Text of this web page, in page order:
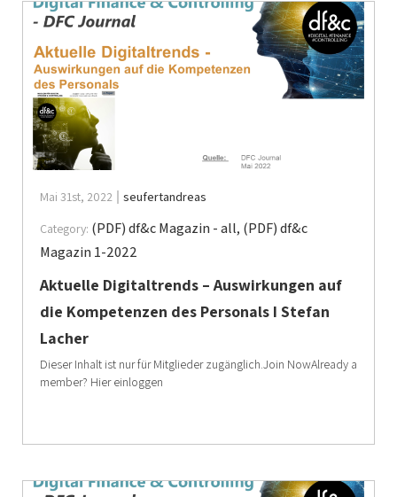
Mai 31st, 2022
seufertandreas
Category: (PDF) df&c Magazin - all, (PDF) df&c
Magazin 1-2022
Aktuelle Digitaltrends – Auswirkungen auf
die Kompetenzen des Personals I Stefan
Lacher
Dieser Inhalt ist nur für Mitglieder zugänglich.Join NowAlready a
member? Hier einloggen